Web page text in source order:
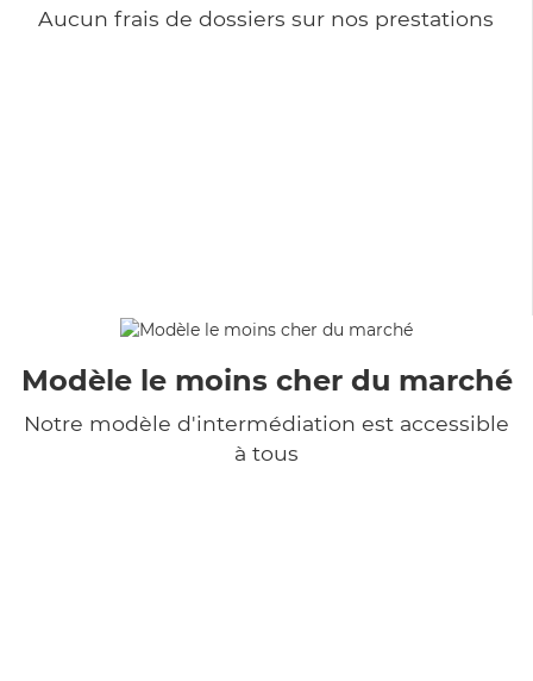
Aucun frais de dossiers sur nos prestations
Modèle le moins cher du marché
Notre modèle d'intermédiation est accessible
à tous